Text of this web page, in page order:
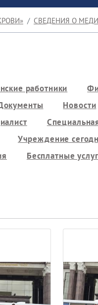
СВЕДЕНИЯ О
работники
Новости
Учреждение
Бесплатные